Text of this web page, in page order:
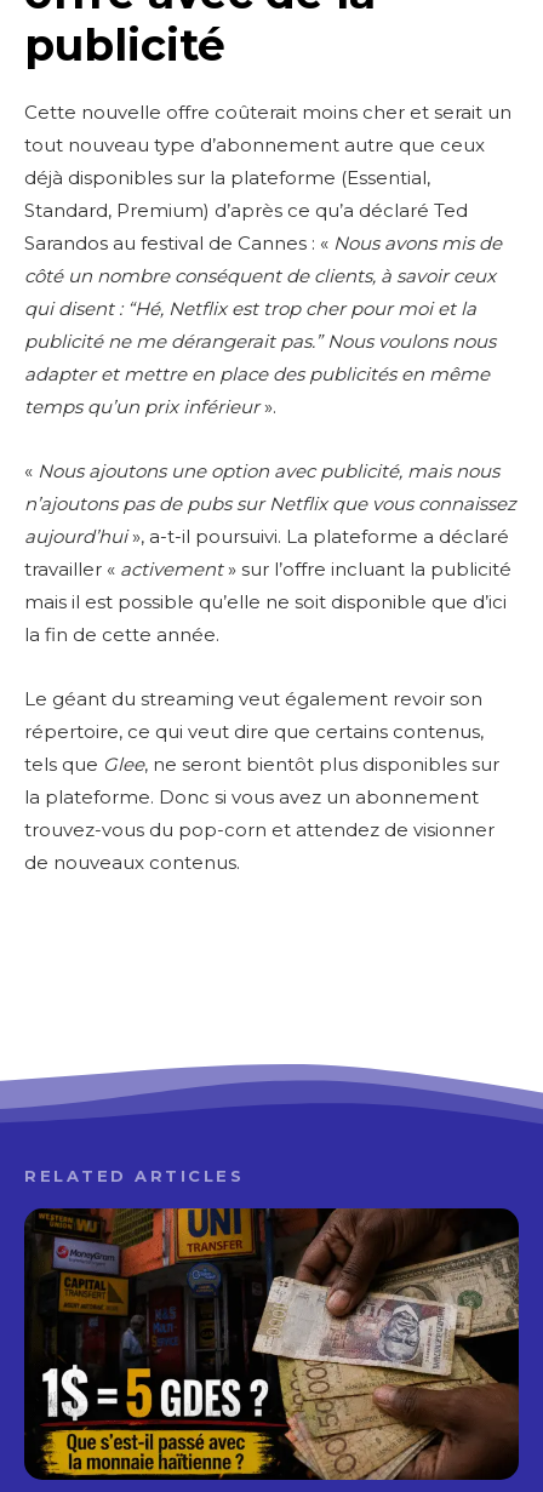
Don't miss
out!
Sing up for our newsletter
SUBSCRIBE
publicité
Cette nouvelle offre coûterait moins cher et serait un
tout nouveau type d’abonnement autre que ceux
déjà disponibles sur la plateforme (Essential,
Standard, Premium) d’après ce qu’a déclaré Ted
Sarandos au festival de Cannes : « Nous avons mis de
côté un nombre conséquent de clients, à savoir ceux
qui disent : “Hé, Netflix est trop cher pour moi et la
publicité ne me dérangerait pas.” Nous voulons nous
adapter et mettre en place des publicités en même
temps qu’un prix inférieur».
« Nous ajoutons une option avec publicité, mais nous
n’ajoutons pas de pubs sur Netflix que vous connaissez
aujourd’hui», a-t-il poursuivi. La plateforme a déclaré
travailler « activement» sur l’offre incluant la publicité
mais il est possible qu’elle ne soit disponible que d’ici
la fin de cette année.
Le géant du streaming veut également revoir son
répertoire, ce qui veut dire que certains contenus,
tels que Glee, ne seront bientôt plus disponibles sur
la plateforme. Donc si vous avez un abonnement
trouvez-vous du pop-corn et attendez de visionner
de nouveaux contenus.
RELATED ARTICLES